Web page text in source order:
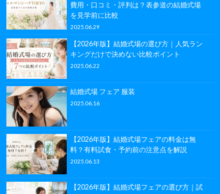
費用・口コミ・評判は？表参道の結婚式場
を見学前に比較
2025.06.29
【2026年版】結婚式場の選び方｜人気ラン
キングだけで決めない比較ポイント
2025.06.22
結婚式場 フェア 服装
2025.06.16
【2026年版】結婚式場フェアの料金は無
料？有料試食・予約前の注意点を解説
2025.06.13
【2026年版】結婚式場フェアの選び方｜試